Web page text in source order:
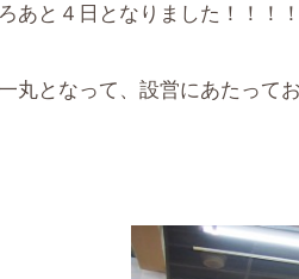
あと４日となりました！！！！
丸となって、設営にあたって